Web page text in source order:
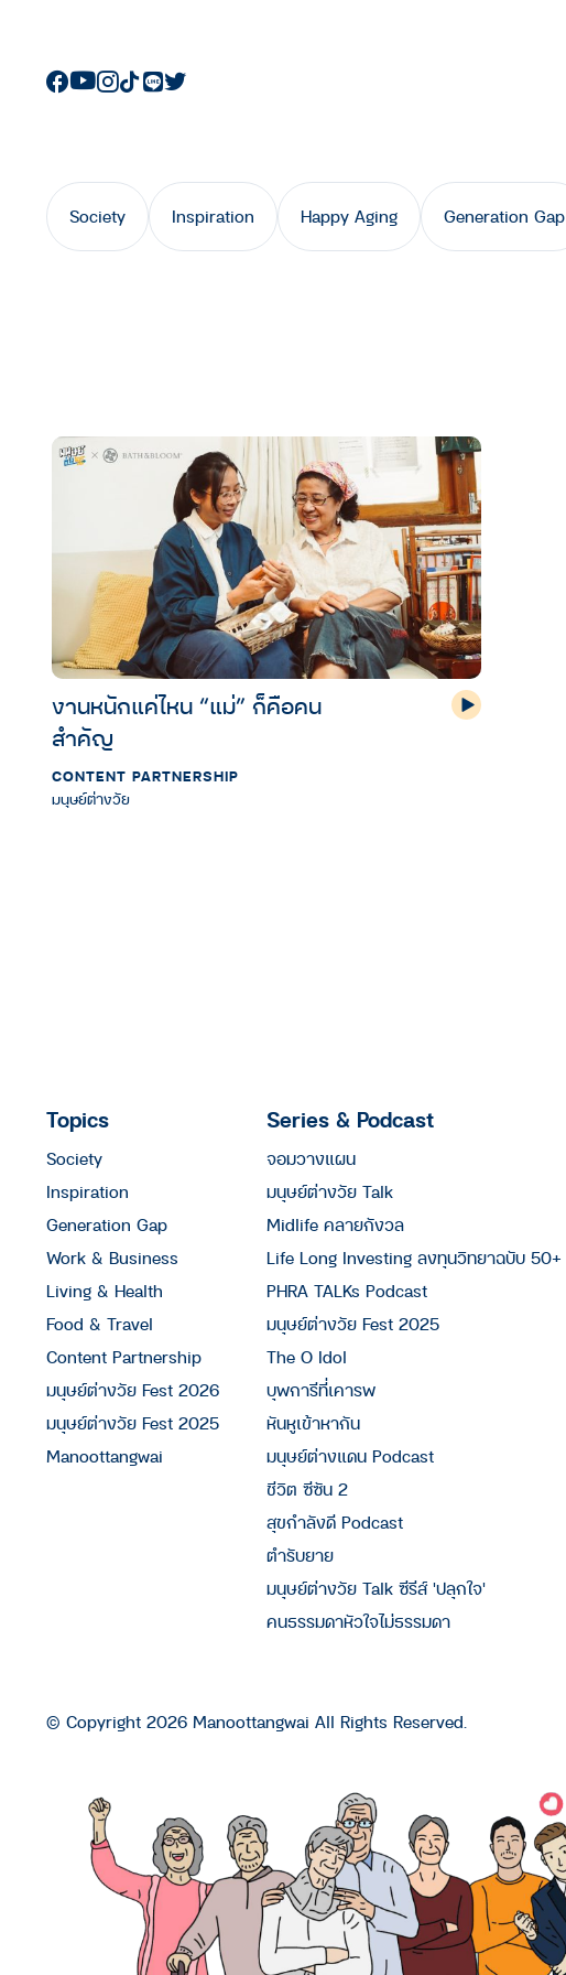
Society Inspiration Happy Aging Generation Gap
งานหนักแค่ไหน “แม่” ก็คือคน
สำคัญ
CONTENT PARTNERSHIP
มนุษย์ต่างวัย
Topics
Society
Inspiration
Generation Gap
Work & Business
Living & Health
Food & Travel
Content Partnership
มนุษย์ต่างวัย Fest 2026
มนุษย์ต่างวัย Fest 2025
Manoottangwai
Series & Podcast
จอมวางแผน
มนุษย์ต่างวัย Talk
Midlife คลายกังวล
Life Long Investing ลงทุนวิทยาฉบับ 50+
PHRA TALKs Podcast
มนุษย์ต่างวัย Fest 2025
The O Idol
บุพการีที่เคารพ
หันหูเข้าหากัน
มนุษย์ต่างแดน Podcast
ชีวิต ซีซัน 2
สุขกำลังดี Podcast
ตำรับยาย
มนุษย์ต่างวัย Talk ซีรีส์ 'ปลุกใจ'
คนธรรมดาหัวใจไม่ธรรมดา
© Copyright 2026 Manoottangwai All Rights Reserved.